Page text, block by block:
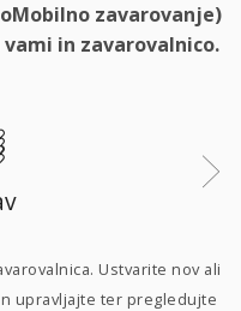
zavarovanje)
in zavarovalnico.
Ustvarite nov ali
upravljajte ter pregledujte